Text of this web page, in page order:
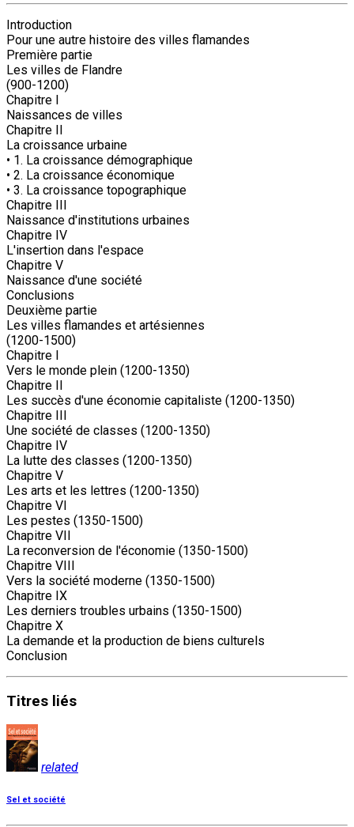
Introduction
Pour une autre histoire des villes flamandes
Première partie
Les villes de Flandre
(900-1200)
Chapitre I
Naissances de villes
Chapitre II
La croissance urbaine
• 1. La croissance démographique
• 2. La croissance économique
• 3. La croissance topographique
Chapitre III
Naissance d'institutions urbaines
Chapitre IV
L'insertion dans l'espace
Chapitre V
Naissance d'une société
Conclusions
Deuxième partie
Les villes flamandes et artésiennes
(1200-1500)
Chapitre I
Vers le monde plein (1200-1350)
Chapitre II
Les succès d'une économie capitaliste (1200-1350)
Chapitre III
Une société de classes (1200-1350)
Chapitre IV
La lutte des classes (1200-1350)
Chapitre V
Les arts et les lettres (1200-1350)
Chapitre VI
Les pestes (1350-1500)
Chapitre VII
La reconversion de l'économie (1350-1500)
Chapitre VIII
Vers la société moderne (1350-1500)
Chapitre IX
Les derniers troubles urbains (1350-1500)
Chapitre X
La demande et la production de biens culturels
Conclusion
Titres liés
related
Sel et société